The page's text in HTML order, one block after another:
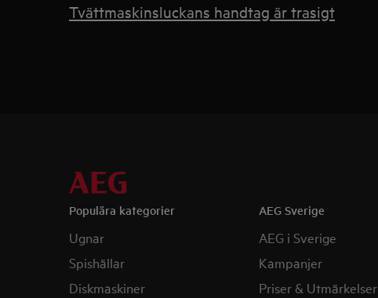
Tvättmaskinsluckans handtag är trasigt
Populära kategorier
Ugnar
Spishällar
Diskmaskiner
AEG Sverige
AEG i Sverige
Kampanjer
Priser & Utmärkelser